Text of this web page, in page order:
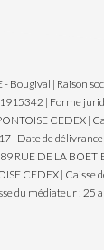
| Raison
| Forme
CEDEX |
| Date de
RUE DE LA
| Caisse
du médiateur : 25